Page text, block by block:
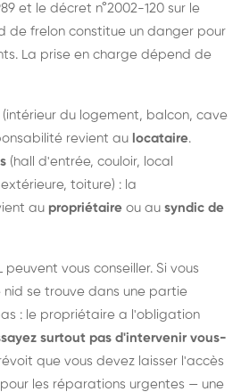
et le décret n°2002-120 sur le
de frelon constitue un danger pour
La prise en charge dépend de
(intérieur du logement, balcon, cave
revient au locataire.
(hall d'entrée, couloir, local
toiture) : la
au propriétaire ou au syndic de
peuvent vous conseiller. Si vous
se trouve dans une partie
: le propriétaire a l'obligation
surtout pas d'intervenir vous-
que vous devez laisser l'accès
les réparations urgentes — une